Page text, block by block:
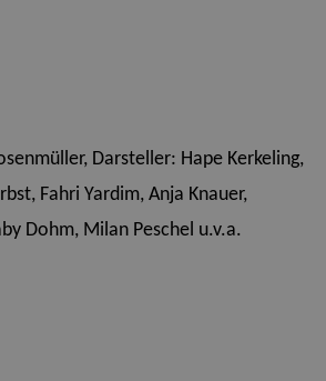
Darsteller: Hape Kerkeling,
Fahri Yardim, Anja Knauer,
Dohm, Milan Peschel u.v.a.